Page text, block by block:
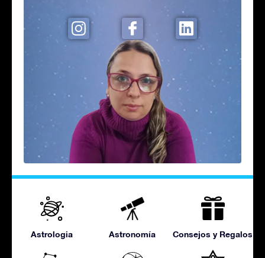
Astrologia Astronomía Consejos y Regalos